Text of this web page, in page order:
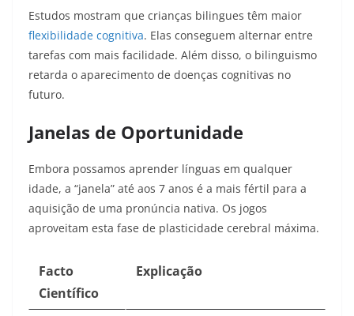
Estudos mostram que crianças bilingues têm maior
flexibilidade cognitiva. Elas conseguem alternar entre
tarefas com mais facilidade. Além disso, o bilinguismo
retarda o aparecimento de doenças cognitivas no
futuro.
Janelas de Oportunidade
Embora possamos aprender línguas em qualquer
idade, a “janela” até aos 7 anos é a mais fértil para a
aquisição de uma pronúncia nativa. Os jogos
aproveitam esta fase de plasticidade cerebral máxima.
Facto
Científico
Explicação